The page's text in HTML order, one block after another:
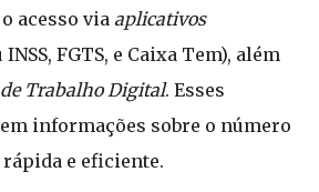
acesso via aplicativos
FGTS, e Caixa Tem), além
Trabalho Digital. Esses
informações sobre o número
rápida e eficiente.